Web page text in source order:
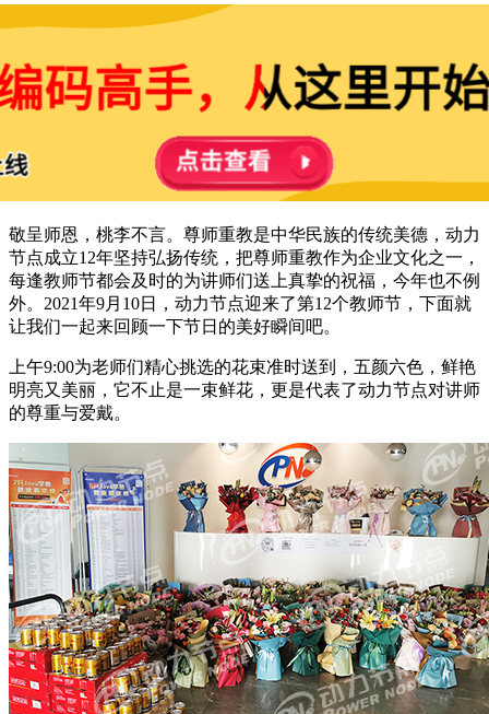
敬呈师恩，桃李不言。尊师重教是中华民族的传统美德，动力
节点成立12年坚持弘扬传统，把尊师重教作为企业文化之一，
每逢教师节都会及时的为讲师们送上真挚的祝福，今年也不例
外。2021年9月10日，动力节点迎来了第12个教师节，下面就
让我们一起来回顾一下节日的美好瞬间吧。
上午9:00为老师们精心挑选的花束准时送到，五颜六色，鲜艳
明亮又美丽，它不止是一束鲜花，更是代表了动力节点对讲师
的尊重与爱戴。